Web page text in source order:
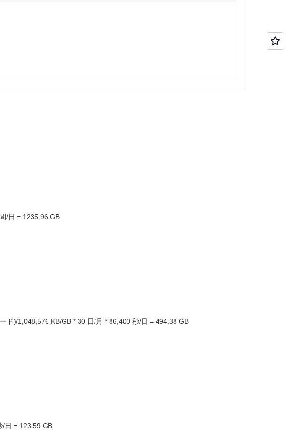
/日 = 1235.96 GB
ド)/1,048,576 KB/GB * 30 日/月 * 86,400 秒/日 = 494.38 GB
/日 = 123.59 GB